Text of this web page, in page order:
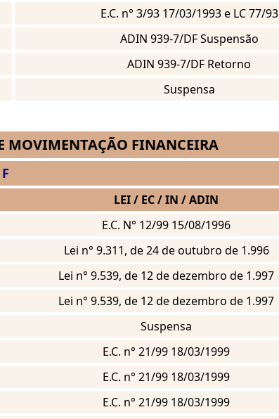
E.C. n° 3/93 17/03/1993 e LC 77/93
ADIN 939-7/DF Suspensão
ADIN 939-7/DF Retorno
Suspensa
MOVIMENTAÇÃO FINANCEIRA
LEI / EC / IN / ADIN
E.C. N° 12/99 15/08/1996
Lei n° 9.311, de 24 de outubro de 1.996
Lei n° 9.539, de 12 de dezembro de 1.997
Lei n° 9.539, de 12 de dezembro de 1.997
Suspensa
E.C. n° 21/99 18/03/1999
E.C. n° 21/99 18/03/1999
E.C. n° 21/99 18/03/1999